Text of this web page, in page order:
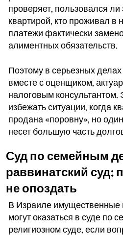
проверяет, пользовался ли
квартирой, кто проживал в
платежи фактически
алиментных обязательств.
Поэтому в серьезных
вместе с оценщиком,
налоговым консультантом.
избежать ситуации, когда
продана «поровну», но
несет большую часть
Суд по семейным
раввинатский суд:
не опоздать
В Израиле имущественные
могут оказаться в суде по
религиозном суде, если